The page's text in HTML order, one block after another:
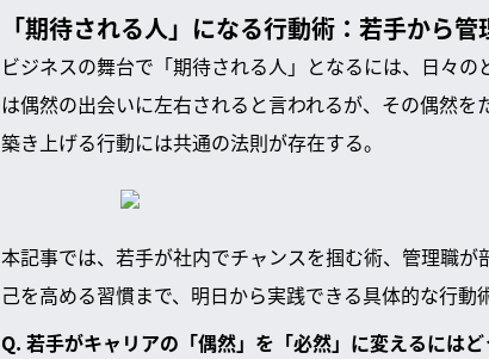
「期待される人」になる行動術：若手から
ビジネスの舞台で「期待される人」となるには、日々
は偶然の出会いに左右されると言われるが、その偶然
築き上げる行動には共通の法則が存在する。
本記事では、若手が社内でチャンスを掴む術、管理職
己を高める習慣まで、明日から実践できる具体的な行動
Q. 若手がキャリアの「偶然」を「必然」に変えるにはど